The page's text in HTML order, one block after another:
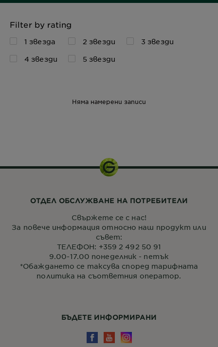
Filter by rating
1 звезда 2 звезди
3 звезди
4 звезди
5 звезди
Няма намерени записи
БЪДЕТЕ ИНФОРМИРАНИ
ОТДЕЛ ОБСЛУЖВАНЕ НА ПОТРЕБИТЕЛИ
Свържете се с нас!
За повече информация относно наш продукт или
съвет:
ТЕЛЕФОН: +359 2 492 50 91
9.00-17.00 понеделник - петък
*Обаждането се таксува според тарифната
политика на съответния оператор.